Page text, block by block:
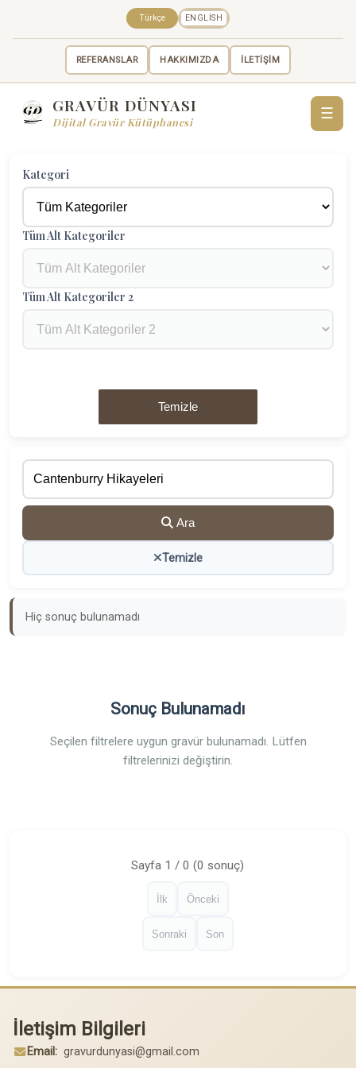
REFERANSLAR HAKKIMIZDA İLETİŞİM
Türkçe ENGLISH
GRAVÜR DÜNYASI
Dijital Gravür Kütüphanesi
☰
Kategori
Tüm Alt Kategoriler
Tüm Alt Kategoriler 2
Temizle
Ara
Temizle
Hiç sonuç bulunamadı
Sonuç Bulunamadı
Seçilen filtrelere uygun gravür bulunamadı. Lütfen
filtrelerinizi değiştirin.
İlk Önceki
Sayfa 1 / 0 (0 sonuç)
Sonraki Son
İletişim Bilgileri
Email: gravurdunyasi@gmail.com